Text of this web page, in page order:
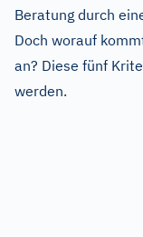
Beratung durch
Doch worauf
an? Diese fünf
werden.